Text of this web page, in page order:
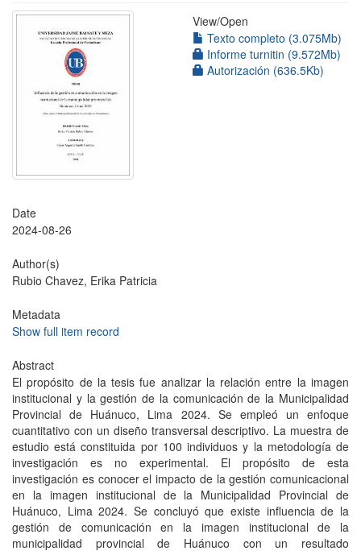
View/Open
Texto completo (3.075Mb)
Informe turnitin (9.572Mb)
Autorización (636.5Kb)
Date
2024-08-26
Author(s)
Rubio Chavez, Erika Patricia
Metadata
Show full item record
Abstract
El propósito de la tesis fue analizar la relación entre la imagen
institucional y la gestión de la comunicación de la Municipalidad
Provincial de Huánuco, Lima 2024. Se empleó un enfoque
cuantitativo con un diseño transversal descriptivo. La muestra de
estudio está constituida por 100 individuos y la metodología de
investigación es no experimental. El propósito de esta
investigación es conocer el impacto de la gestión comunicacional
en la imagen institucional de la Municipalidad Provincial de
Huánuco, Lima 2024. Se concluyó que existe influencia de la
gestión de comunicación en la imagen institucional de la
municipalidad provincial de Huánuco con un resultado